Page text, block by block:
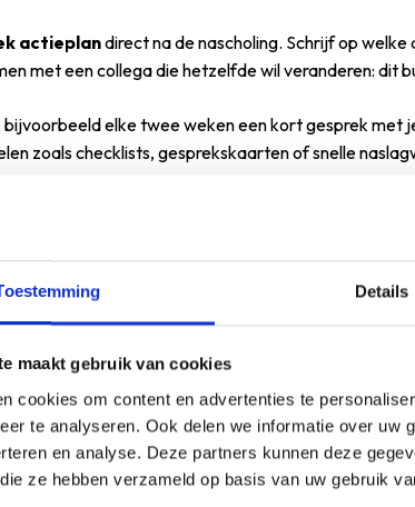
Details
maakt gebruik van cookies
cookies om content en advertenties te
te analyseren. Ook delen we informatie over uw
en analyse. Deze partners kunnen deze
ze hebben verzameld op basis van uw gebruik
actieplandirect na de nascholing. Schrijf op
met een collega die hetzelfde wil veranderen: dit
elke twee weken een kort gesprek
zoals checklists, gesprekskaarten of snelle
veranderingen ineens. Begin bijvoorbeeld met
veel haalbaarder en vergroot je kans op
collega’s
eerst te begrijpen waarom collega’s
Vaak zitten erlegitieme zorgenachter
naar oplossingen te zoeken, verminder je